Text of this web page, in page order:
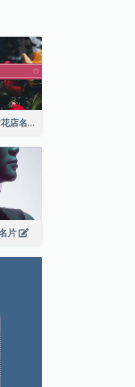
粉紅色的花朵照片徽章花店名片
片